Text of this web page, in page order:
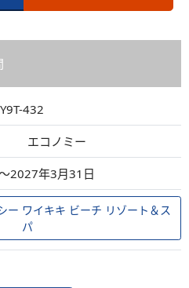
432
エコノミー
2027年3月31日
ー ワイキキ ビーチ リゾート＆ス
パ